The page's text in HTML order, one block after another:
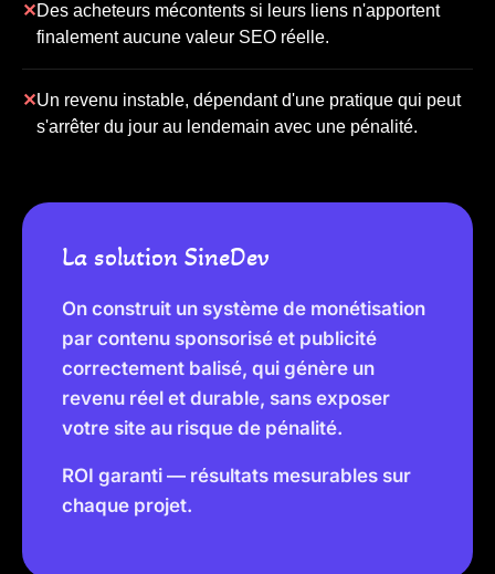
✕Des acheteurs mécontents si leurs liens n'apportent
finalement aucune valeur SEO réelle.
✕Un revenu instable, dépendant d'une pratique qui peut
s'arrêter du jour au lendemain avec une pénalité.
La solution SineDev
On construit un système de monétisation
par contenu sponsorisé et publicité
correctement balisé, qui génère un
revenu réel et durable, sans exposer
votre site au risque de pénalité.
ROI garanti — résultats mesurables sur
chaque projet.